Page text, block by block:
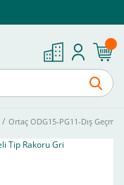
Ortaç ODG15-PG11-Dış